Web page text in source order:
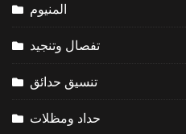
المنيوم
تفصال وتنجيد
تنسيق حدائق
حداد ومظلات